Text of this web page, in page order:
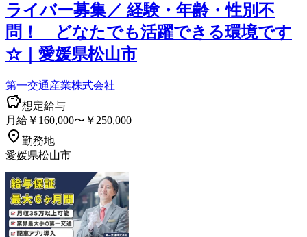
ライバー募集／ 経験・年齢・性別不
問！ どなたでも活躍できる環境です
☆｜愛媛県松山市
第一交通産業株式会社
想定給与
月給￥160,000〜￥250,000
勤務地
愛媛県松山市